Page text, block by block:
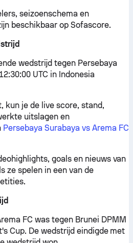
seizoenschema en
beschikbaar op Sofascore.
wedstrijd tegen Persebaya
UTC in Indonesia
kun je de live score, stand,
uitslagen en
Persebaya Surabaya vs Arema FC
goals en nieuws van
ze spelen in een van de
FC was tegen Brunei DPMM
Cup. De wedstrijd eindigde met